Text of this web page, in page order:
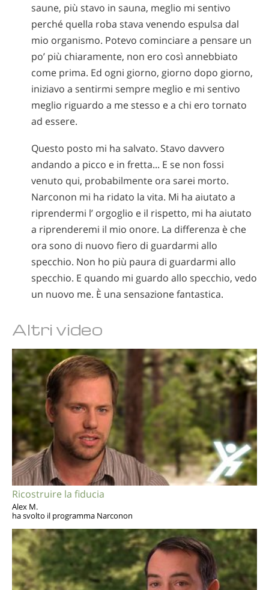
saune, più stavo in sauna, meglio mi sentivo
perché quella roba stava venendo espulsa dal
mio organismo. Potevo cominciare a pensare un
po’ più chiaramente, non ero così annebbiato
come prima. Ed ogni giorno, giorno dopo giorno,
iniziavo a sentirmi sempre meglio e mi sentivo
meglio riguardo a me stesso e a chi ero tornato
ad essere.
Questo posto mi ha salvato. Stavo davvero
andando a picco e in fretta... E se non fossi
venuto qui, probabilmente ora sarei morto.
Narconon mi ha ridato la vita. Mi ha aiutato a
riprendermi l’ orgoglio e il rispetto, mi ha aiutato
a riprenderemi il mio onore. La differenza è che
ora sono di nuovo fiero di guardarmi allo
specchio. Non ho più paura di guardarmi allo
specchio. E quando mi guardo allo specchio, vedo
un nuovo me. È una sensazione fantastica.
Altri video
Ricostruire la fiducia
Alex M.
ha svolto il programma Narconon